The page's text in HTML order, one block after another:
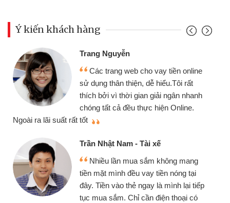
Ý kiến khách hàng
trang web cho vay tiền online
thân thiện, dễ hiểu.Tôi rất
vì thời gian giải ngân nhanh
cả đều thực hiện Online.
Nam - Tài xế
lần mua sắm không mang
mình đều vay tiền nóng tại
vào thẻ ngay là mình lại tiếp
sắm. Chỉ cần điện thoại có
chiếc xe
nhiều lúc
đến website
đã giải